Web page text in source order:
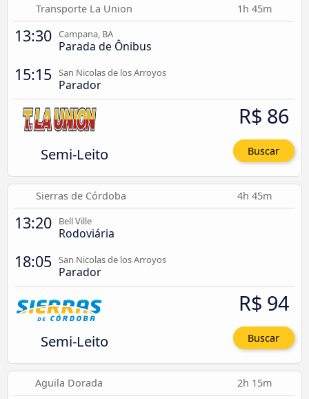
Transporte La Union 1h 45m
13:30 Campana, BA
Parada de Ônibus
15:15 San Nicolas de los Arroyos
Parador
Semi-Leito
R$ 86
Buscar
Sierras de Córdoba 4h 45m
13:20 Bell Ville
Rodoviária
18:05 San Nicolas de los Arroyos
Parador
Semi-Leito
R$ 94
Buscar
Aguila Dorada 2h 15m